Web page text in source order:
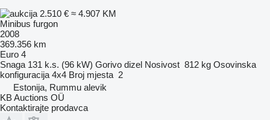
2.510 € ≈ 4.907 KM
Minibus furgon
2008
369.356 km
Euro 4
Snaga 131 k.s. (96 kW) Gorivo dizel Nosivost 812 kg Osovinska
konfiguracija 4x4 Broj mjesta 2
Estonija, Rummu alevik
KB Auctions OÜ
Kontaktirajte prodavca